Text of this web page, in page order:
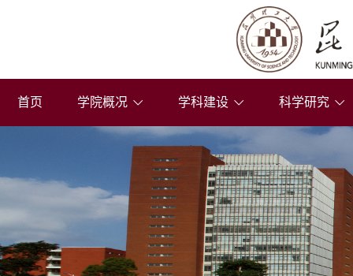
首页 学院概况 学科建设 科学研究